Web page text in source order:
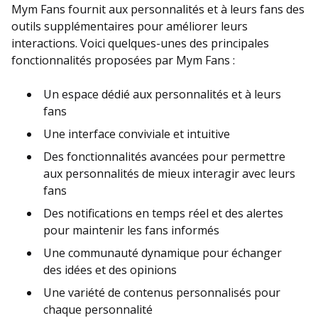
Mym Fans fournit aux personnalités et à leurs fans des
outils supplémentaires pour améliorer leurs
interactions. Voici quelques-unes des principales
fonctionnalités proposées par Mym Fans :
Un espace dédié aux personnalités et à leurs
fans
Une interface conviviale et intuitive
Des fonctionnalités avancées pour permettre
aux personnalités de mieux interagir avec leurs
fans
Des notifications en temps réel et des alertes
pour maintenir les fans informés
Une communauté dynamique pour échanger
des idées et des opinions
Une variété de contenus personnalisés pour
chaque personnalité